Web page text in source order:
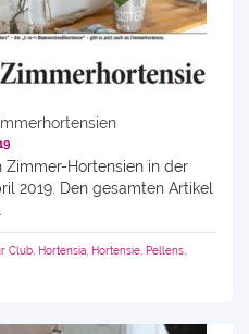
Zimmer-Hortensien in der
2019. Den gesamten Artikel
Club Hortensia Hortensie Pellens